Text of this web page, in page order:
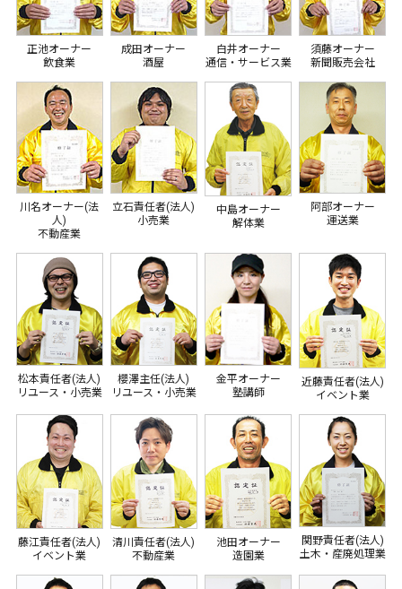
正池オーナー
飲食業
成田オーナー
酒屋
白井オーナー
通信・サービス業
須藤オーナー
新聞販売会社
川名オーナー(法
人)
不動産業
立石責任者(法人)
小売業
中島オーナー
解体業
阿部オーナー
運送業
松本責任者(法人)
リユース・小売業
櫻澤主任(法人)
リユース・小売業
金平オーナー
塾講師
近藤責任者(法人)
イベント業
藤江責任者(法人)
イベント業
清川責任者(法人)
不動産業
池田オーナー
造園業
関野責任者(法人)
土木・産廃処理業